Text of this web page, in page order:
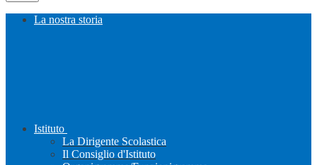
La nostra storia
Istituto
La Dirigente Scolastica
Il Consiglio d'Istituto